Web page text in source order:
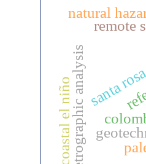
santa
petrographic analysis
remote
natural
coastal el niño